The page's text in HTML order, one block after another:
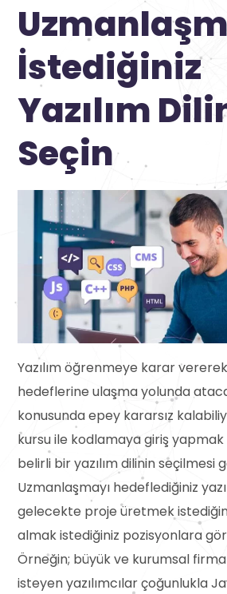
İstediğiniz
Yazılım
Seçin
Yazılım öğrenmeye karar
hedeflerine ulaşma yolunda
konusunda epey kararsız
kursu ile kodlamaya giriş
belirli bir yazılım dilinin seçilmesi
Uzmanlaşmayı hedeflediğiniz
gelecekte proje üretmek
almak istediğiniz pozisyonlara
Örneğin; büyük ve kurumsal
isteyen yazılımcılar çoğunlukla